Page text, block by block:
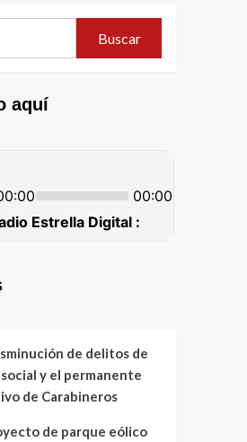
aquí
de delitos de
y el permanente
de Carabineros
de parque eólico